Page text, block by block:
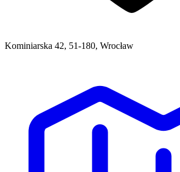
Kominiarska 42, 51-180, Wrocław